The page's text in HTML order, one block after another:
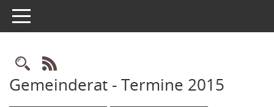
Toggle navigation
Rechercheauswahl
RSS-Feed
Gemeinderat - Termine 2015